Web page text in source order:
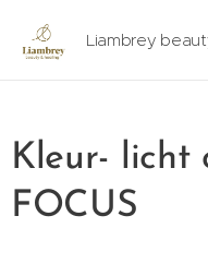
Liambrey
Kleur- licht
FOCUS